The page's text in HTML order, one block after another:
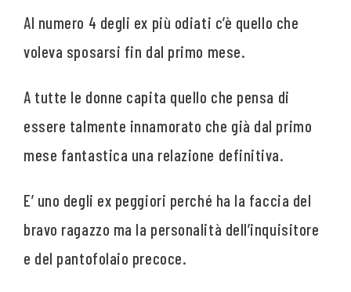
Al numero 4 degli ex più odiati c’è quello che
voleva sposarsi fin dal primo mese.
A tutte le donne capita quello che pensa di
essere talmente innamorato che già dal primo
mese fantastica una relazione definitiva.
E’ uno degli ex peggiori perché ha la faccia del
bravo ragazzo ma la personalità dell’inquisitore
e del pantofolaio precoce.